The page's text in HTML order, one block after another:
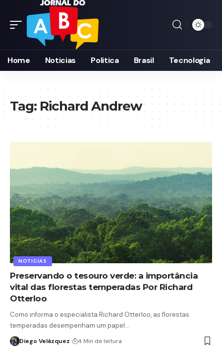
Home Noticias Politica Brasil Tecnologia
Tag: Richard Andrew
NOTICIAS
Preservando o tesouro verde: a importância
vital das florestas temperadas Por Richard
Otterloo
Como informa o especialista Richard Otterloo, as florestas
temperadas desempenham um papel…
Diego Velázquez 4 Min de leitura